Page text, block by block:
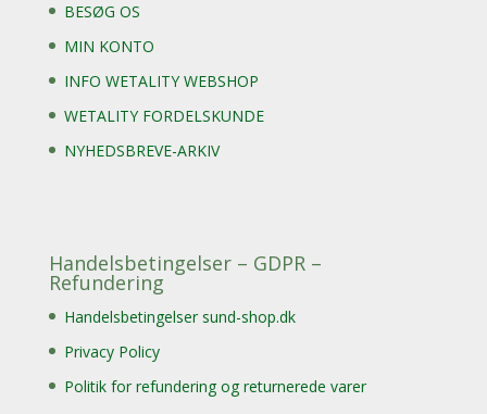
BESØG OS
MIN KONTO
INFO WETALITY WEBSHOP
WETALITY FORDELSKUNDE
NYHEDSBREVE-ARKIV
Handelsbetingelser – GDPR –
Refundering
Handelsbetingelser sund-shop.dk
Privacy Policy
Politik for refundering og returnerede varer